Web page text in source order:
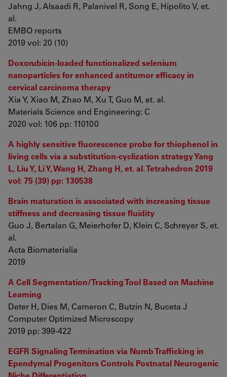
Jahng J, Alsaadi R, Palanivel R, Song E, Hipolito V, et.
al.
EMBO reports
2019 vol: 20 (10)
Doxorubicin-loaded functionalized selenium
nanoparticles for enhanced antitumor efficacy in
cervical carcinoma therapy
Xia Y, Xiao M, Zhao M, Xu T, Guo M, et. al.
Materials Science and Engineering: C
2020 vol: 106 pp: 110100
A highly sensitive fluorescence probe for thiophenol in
living cells via a substitution-cyclization strategy Yang
L, Liu Y, Li Y, Wang H, Zhang H, et. al. Tetrahedron 2019
vol: 75 (39) pp: 130538
Brain maturation is associated with increasing tissue
stiffness and decreasing tissue fluidity
Guo J, Bertalan G, Meierhofer D, Klein C, Schreyer S, et.
al.
Acta Biomaterialia
2019
A Cell Segmentation/Tracking Tool Based on Machine
Learning
Deter H, Dies M, Cameron C, Butzin N, Buceta J
Computer Optimized Microscopy
2019 pp: 399-422
EGFR Signaling Termination via Numb Trafficking in
Ependymal Progenitors Controls Postnatal Neurogenic